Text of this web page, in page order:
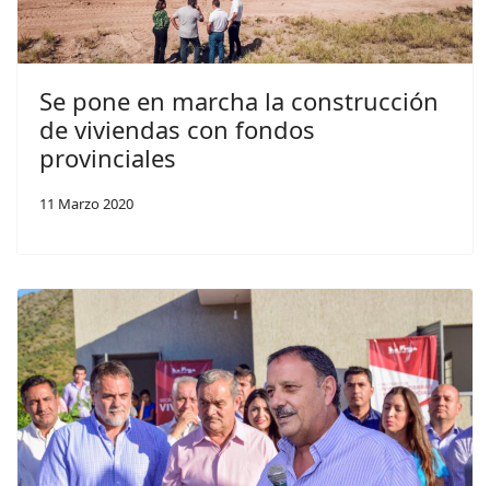
Se pone en marcha la construcción
de viviendas con fondos
provinciales
11 Marzo 2020